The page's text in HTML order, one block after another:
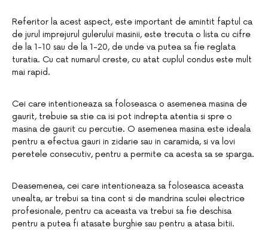
Referitor la acest aspect, este important de amintit faptul ca
de jurul imprejurul gulerului masinii, este trecuta o lista cu cifre
de la 1-10 sau de la 1-20, de unde va putea sa fie reglata
turatia. Cu cat numarul creste, cu atat cuplul condus este mult
mai rapid.
Cei care intentioneaza sa foloseasca o asemenea masina de
gaurit, trebuie sa stie ca isi pot indrepta atentia si spre o
masina de gaurit cu percutie. O asemenea masina este ideala
pentru a efectua gauri in zidarie sau in caramida, si va lovi
peretele consecutiv, pentru a permite ca acesta sa se sparga.
Deasemenea, cei care intentioneaza sa foloseasca aceasta
unealta, ar trebui sa tina cont si de mandrina sculei electrice
profesionale, pentru ca aceasta va trebui sa fie deschisa
pentru a putea fi atasate burghie sau pentru a atasa bitii.